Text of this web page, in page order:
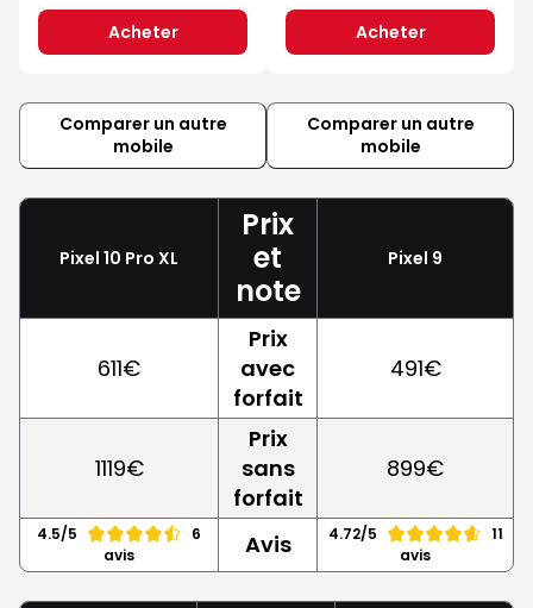
Acheter Acheter
Comparer un autre
mobile
Comparer un autre
mobile
Pixel 10 Pro XL
Prix
et
note
Pixel 9
611€
Prix
avec
forfait
491€
1119€
Prix
sans
forfait
899€
4.5/5
6
avis
Avis 4.72/5
11
avis